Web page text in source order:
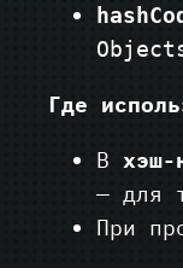
Где
В хэш-
— для
При